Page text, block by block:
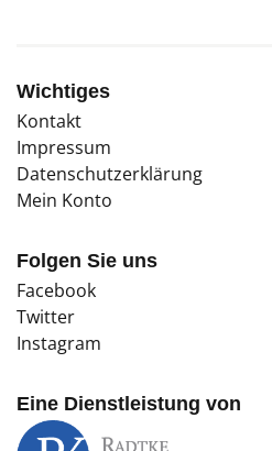
Wichtiges
Kontakt
Impressum
Datenschutzerklärung
Mein Konto
Folgen Sie uns
Facebook
Twitter
Instagram
Eine Dienstleistung von